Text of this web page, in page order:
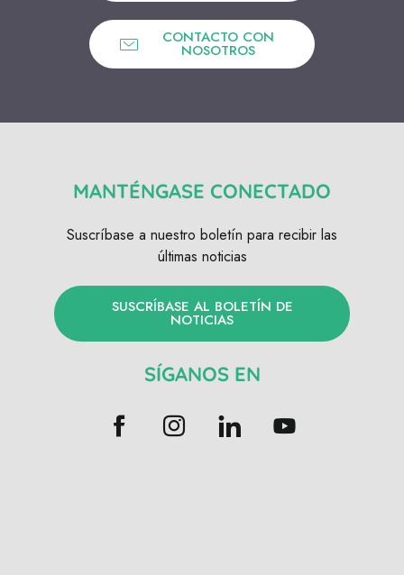
CONTACTO CON
NOSOTROS
MANTÉNGASE CONECTADO
Suscríbase a nuestro boletín para recibir las
últimas noticias
SUSCRÍBASE AL BOLETÍN DE
NOTICIAS
SÍGANOS EN